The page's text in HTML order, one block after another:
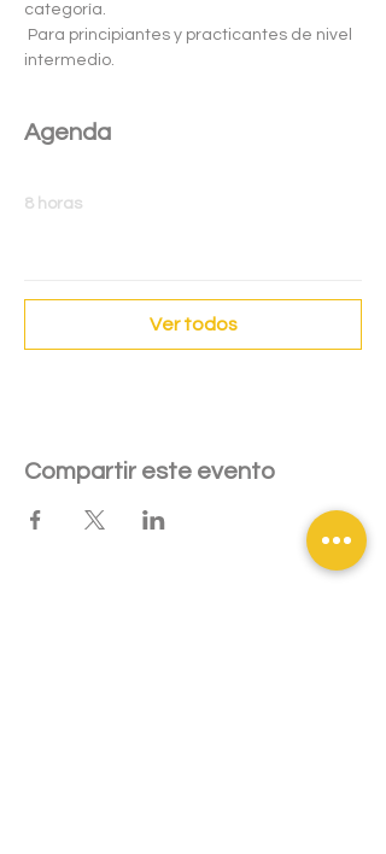
categoría.
intermedio.
Agenda
8 horas
Ver todos
Compartir este evento